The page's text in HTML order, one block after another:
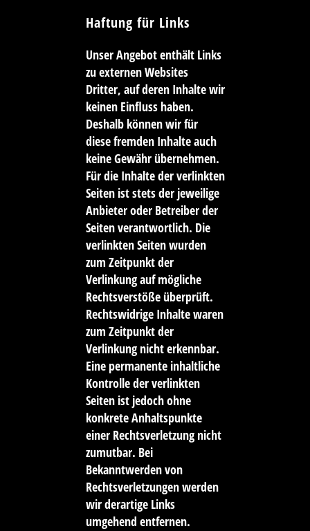
Haftung für Links
Unser Angebot enthält Links
zu externen Websites
Dritter, auf deren Inhalte wir
keinen Einfluss haben.
Deshalb können wir für
diese fremden Inhalte auch
keine Gewähr übernehmen.
Für die Inhalte der verlinkten
Seiten ist stets der jeweilige
Anbieter oder Betreiber der
Seiten verantwortlich. Die
verlinkten Seiten wurden
zum Zeitpunkt der
Verlinkung auf mögliche
Rechtsverstöße überprüft.
Rechtswidrige Inhalte waren
zum Zeitpunkt der
Verlinkung nicht erkennbar.
Eine permanente inhaltliche
Kontrolle der verlinkten
Seiten ist jedoch ohne
konkrete Anhaltspunkte
einer Rechtsverletzung nicht
zumutbar. Bei
Bekanntwerden von
Rechtsverletzungen werden
wir derartige Links
umgehend entfernen.